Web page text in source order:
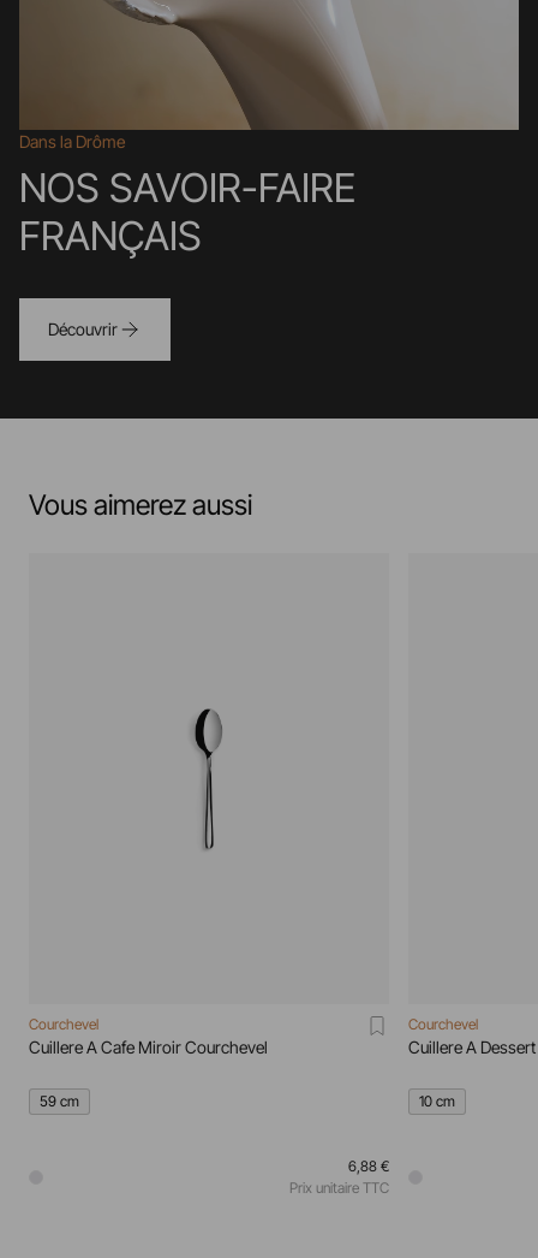
Dans la Drôme
NOS SAVOIR-FAIRE
FRANÇAIS
Découvrir
Vous aimerez aussi
Courchevel
Cuillere A Cafe Miroir Courchevel
59 cm
6,88 €
Prix unitaire TTC
Courchevel
Cuillere A
10 cm